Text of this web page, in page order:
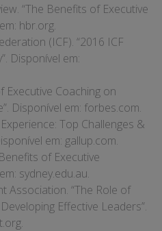
“The Benefits of Executive
hbr.org.
(ICF). “2016 ICF
Disponível em:
Executive Coaching on
Disponível em: forbes.com.
Top Challenges &
em: gallup.com.
of Executive
sydney.edu.au.
Association. “The Role of
Effective Leaders”.
.